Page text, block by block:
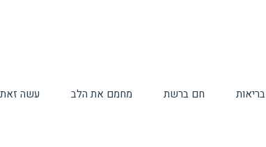
בריאות חם ברשת מחמם את הלב עשה